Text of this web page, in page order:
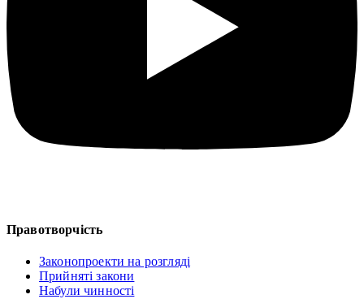
Правотворчість
Законопроекти на розгляді
Прийняті закони
Набули чинності